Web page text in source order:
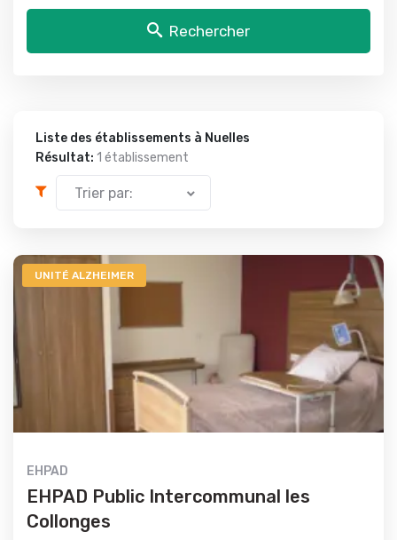
Rechercher
Liste des établissements à Nuelles
Résultat: 1 établissement
Trier par:
UNITÉ ALZHEIMER
EHPAD
EHPAD Public Intercommunal les
Collonges